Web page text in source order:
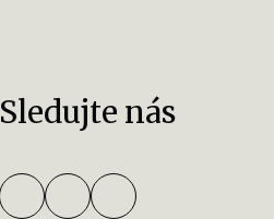
Sledujte nás